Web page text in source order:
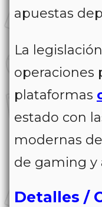
apuestas
La
operaciones
plataformas
estado con
modernas
de gaming y
Detalles /